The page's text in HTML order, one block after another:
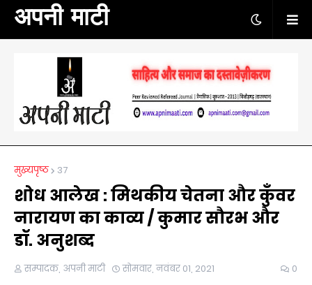
अपनी माटी
मुख्यपृष्ठ 37
शोध आलेख : मिथकीय चेतना और कुँवर
नारायण का काव्य / कुमार सौरभ और
डॉ. अनुशब्द
सम्पादक, अपनी माटी सोमवार, नवंबर 01, 2021 0